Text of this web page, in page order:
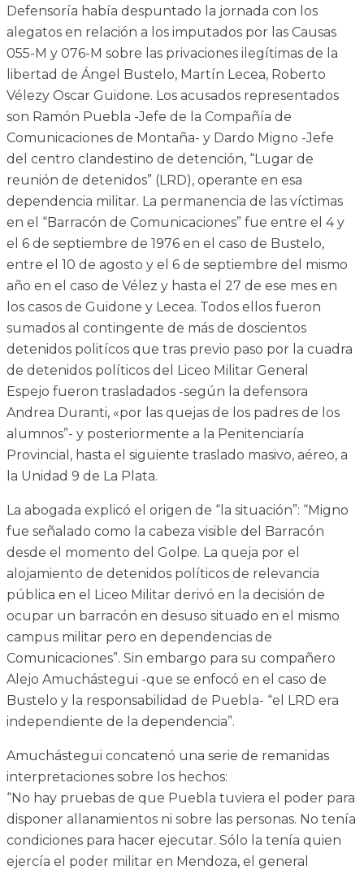
Defensoría había despuntado la jornada con los
alegatos en relación a los imputados por las Causas
055-M y 076-M sobre las privaciones ilegítimas de la
libertad de Ángel Bustelo, Martín Lecea, Roberto
Vélezy Oscar Guidone. Los acusados representados
son Ramón Puebla -Jefe de la Compañía de
Comunicaciones de Montaña- y Dardo Migno -Jefe
del centro clandestino de detención, “Lugar de
reunión de detenidos” (LRD), operante en esa
dependencia militar. La permanencia de las víctimas
en el “Barracón de Comunicaciones” fue entre el 4 y
el 6 de septiembre de 1976 en el caso de Bustelo,
entre el 10 de agosto y el 6 de septiembre del mismo
año en el caso de Vélez y hasta el 27 de ese mes en
los casos de Guidone y Lecea. Todos ellos fueron
sumados al contingente de más de doscientos
detenidos politícos que tras previo paso por la cuadra
de detenidos políticos del Liceo Militar General
Espejo fueron trasladados -según la defensora
Andrea Duranti, «por las quejas de los padres de los
alumnos”- y posteriormente a la Penitenciaría
Provincial, hasta el siguiente traslado masivo, aéreo, a
la Unidad 9 de La Plata.
La abogada explicó el origen de “la situación”: “Migno
fue señalado como la cabeza visible del Barracón
desde el momento del Golpe. La queja por el
alojamiento de detenidos políticos de relevancia
pública en el Liceo Militar derivó en la decisión de
ocupar un barracón en desuso situado en el mismo
campus militar pero en dependencias de
Comunicaciones”. Sin embargo para su compañero
Alejo Amuchástegui -que se enfocó en el caso de
Bustelo y la responsabilidad de Puebla- “el LRD era
independiente de la dependencia”.
Amuchástegui concatenó una serie de remanidas
interpretaciones sobre los hechos:
“No hay pruebas de que Puebla tuviera el poder para
disponer allanamientos ni sobre las personas. No tenía
condiciones para hacer ejecutar. Sólo la tenía quien
ejercía el poder militar en Mendoza, el general